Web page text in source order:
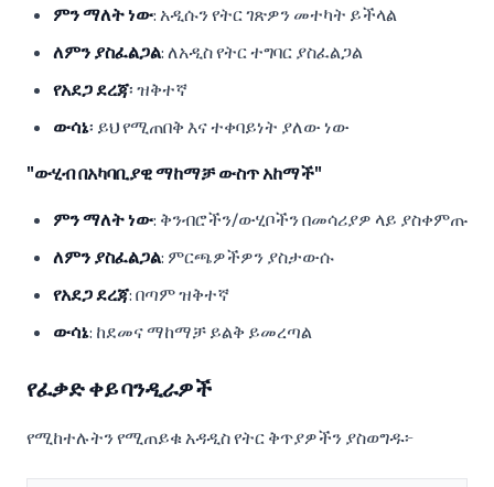
ምን ማለት ነው: አዲሱን የትር ገጽዎን መተካት ይችላል
ለምን ያስፈልጋል: ለአዲስ የትር ተግባር ያስፈልጋል
የአደጋ ደረጃ፡ ዝቅተኛ
ውሳኔ፡ ይህ የሚጠበቅ እና ተቀባይነት ያለው ነው
"ውሂብ በአካባቢያዊ ማከማቻ ውስጥ አከማች"
ምን ማለት ነው: ቅንብሮችን/ውሂቦችን በመሳሪያዎ ላይ ያስቀምጡ
ለምን ያስፈልጋል: ምርጫዎችዎን ያስታውሱ
የአደጋ ደረጃ: በጣም ዝቅተኛ
ውሳኔ: ከደመና ማከማቻ ይልቅ ይመረጣል
የፈቃድ ቀይ ባንዲራዎች
የሚከተሉትን የሚጠይቁ አዳዲስ የትር ቅጥያዎችን ያስወግዱ፦